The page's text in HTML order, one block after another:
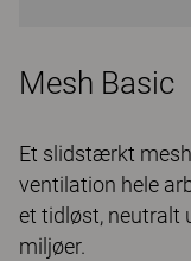
Mesh Basic
Et slidstærkt
ventilation hele
et tidløst, neutralt
miljøer.